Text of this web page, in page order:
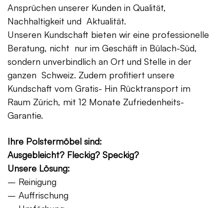
Ansprüchen unserer Kunden in Qualität,
Nachhaltigkeit und Aktualität.
Unseren Kundschaft bieten wir eine professionelle
Beratung, nicht nur im Geschäft in Bülach-Süd,
sondern unverbindlich an Ort und Stelle in der
ganzen Schweiz. Zudem profitiert unsere
Kundschaft vom Gratis- Hin Rücktransport im
Raum Zürich, mit 12 Monate Zufriedenheits-
Garantie.
Ihre Polstermöbel sind:
Ausgebleicht? Fleckig? Speckig?
Unsere Lösung:
– Reinigung
– Auffrischung